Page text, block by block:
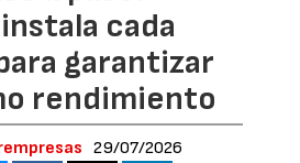
cada
garantizar
rendimiento
29/07/2026